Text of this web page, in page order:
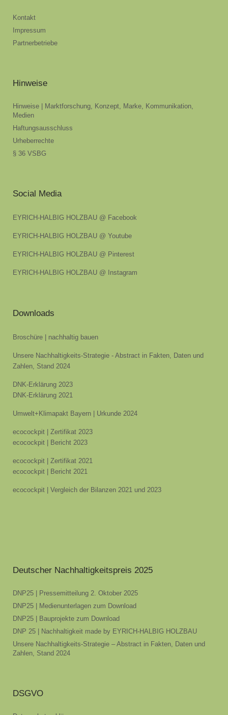
Kontakt
Impressum
Partnerbetriebe
Hinweise
Hinweise | Marktforschung, Konzept, Marke, Kommunikation,
Medien
Haftungsausschluss
Urheberrechte
§ 36 VSBG
Social Media
EYRICH-HALBIG HOLZBAU @ Facebook
EYRICH-HALBIG HOLZBAU @ Youtube
EYRICH-HALBIG HOLZBAU @ Pinterest
EYRICH-HALBIG HOLZBAU @ Instagram
Downloads
Broschüre | nachhaltig bauen
Unsere Nachhaltigkeits-Strategie - Abstract in Fakten, Daten und
Zahlen, Stand 2024
DNK-Erklärung 2023
DNK-Erklärung 2021
Umwelt+Klimapakt Bayern | Urkunde 2024
ecocockpit | Zertifikat 2023
ecocockpit | Bericht 2023
ecocockpit | Zertifikat 2021
ecocockpit | Bericht 2021
ecocockpit | Vergleich der Bilanzen 2021 und 2023
Deutscher Nachhaltigkeitspreis 2025
DNP25 | Pressemitteilung 2. Oktober 2025
DNP25 | Medienunterlagen zum Download
DNP25 | Bauprojekte zum Download
DNP 25 | Nachhaltigkeit made by EYRICH-HALBIG HOLZBAU
Unsere Nachhaltigkeits-Strategie – Abstract in Fakten, Daten und
Zahlen, Stand 2024
DSGVO